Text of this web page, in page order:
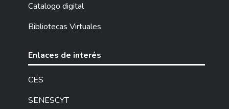
obtención de los datos necesarios en la
que facilitó la identificación de los
organizacional en las micro empresas en
estudio y que, con el uso del método
analizar la información obtenida en las
Catalogo digital
Bibliotecas Virtuales
Enlaces de interés
CES
SENESCYT